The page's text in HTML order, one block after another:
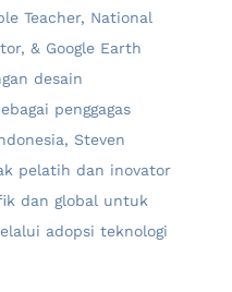
Teacher, National
& Google Earth
desain
penggagas
Steven
pelatih dan inovator
dan global untuk
adopsi teknologi